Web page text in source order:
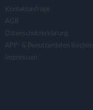
Kontaktanfrage
AGB
Datenschutzerklärung
APP- & Benutzerdaten löschen
Impressum